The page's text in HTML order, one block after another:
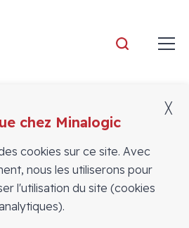
chez Minalogic
cookies sur ce site. Avec
nous les utiliserons pour
l'utilisation du site (cookies
╳